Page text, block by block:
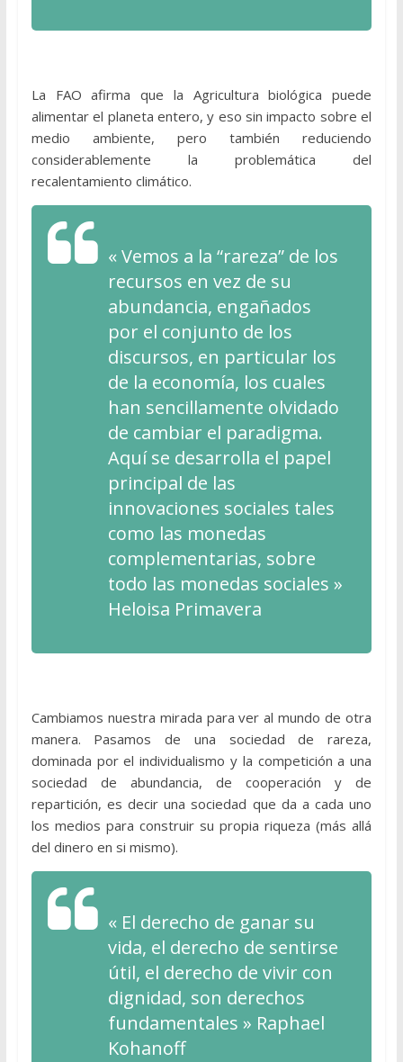
La FAO afirma que la Agricultura biológica puede
alimentar el planeta entero, y eso sin impacto sobre el
medio ambiente, pero también reduciendo
considerablemente la problemática del
recalentamiento climático.
« Vemos a la “rareza” de los
recursos en vez de su
abundancia, engañados
por el conjunto de los
discursos, en particular los
de la economía, los cuales
han sencillamente olvidado
de cambiar el paradigma.
Aquí se desarrolla el papel
principal de las
innovaciones sociales tales
como las monedas
complementarias, sobre
todo las monedas sociales »
Heloisa Primavera
Cambiamos nuestra mirada para ver al mundo de otra
manera. Pasamos de una sociedad de rareza,
dominada por el individualismo y la competición a una
sociedad de abundancia, de cooperación y de
repartición, es decir una sociedad que da a cada uno
los medios para construir su propia riqueza (más allá
del dinero en si mismo).
« El derecho de ganar su
vida, el derecho de sentirse
útil, el derecho de vivir con
dignidad, son derechos
fundamentales » Raphael
Kohanoff